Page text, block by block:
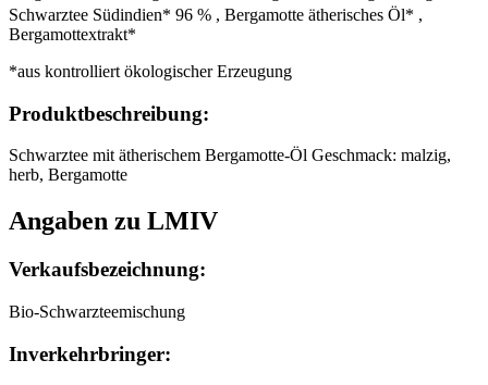
Schwarztee Südindien* 96 % , Bergamotte ätherisches Öl* ,
Bergamottextrakt*
*aus kontrolliert ökologischer Erzeugung
Produktbeschreibung:
Schwarztee mit ätherischem Bergamotte-Öl Geschmack: malzig,
herb, Bergamotte
Angaben zu LMIV
Verkaufsbezeichnung:
Bio-Schwarzteemischung
Inverkehrbringer: